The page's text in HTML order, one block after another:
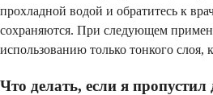
прохладной водой и обратитесь к
сохраняются. При следующем
использованию только тонкого слоя,
Что делать, если я